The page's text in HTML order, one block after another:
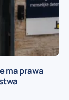
ma prawa